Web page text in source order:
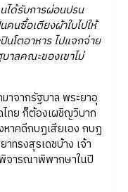
ได้รับการผ่อนปรน
คนซื้อเตียงผ้าใบไปให้
โตอาหาร ไปแจกจ่าย
าลคณะของเขาไม่
จากรัฐบาล พระยาอุ
ทย ก็ต้องเผชิญวิบาก
าคดีกบฏเสียเอง กบฏ
ทรงสุรเดชบ้าง เจ้า
จารณาพิพากษาในปี